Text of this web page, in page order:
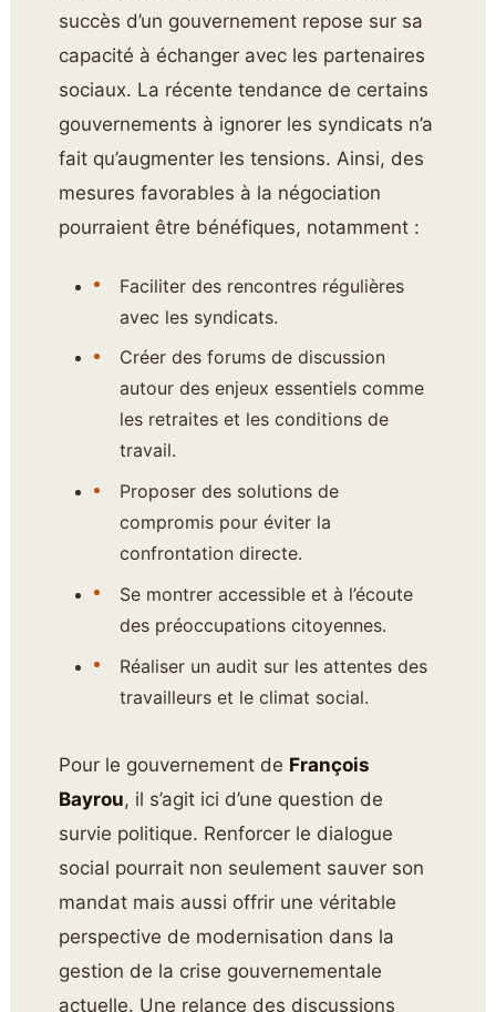
succès d’un gouvernement repose sur sa
capacité à échanger avec les partenaires
sociaux. La récente tendance de certains
gouvernements à ignorer les syndicats n’a
fait qu’augmenter les tensions. Ainsi, des
mesures favorables à la négociation
pourraient être bénéfiques, notamment :
Faciliter des rencontres régulières
avec les syndicats.
Créer des forums de discussion
autour des enjeux essentiels comme
les retraites et les conditions de
travail.
Proposer des solutions de
compromis pour éviter la
confrontation directe.
Se montrer accessible et à l’écoute
des préoccupations citoyennes.
Réaliser un audit sur les attentes des
travailleurs et le climat social.
Pour le gouvernement de François
Bayrou, il s’agit ici d’une question de
survie politique. Renforcer le dialogue
social pourrait non seulement sauver son
mandat mais aussi offrir une véritable
perspective de modernisation dans la
gestion de la crise gouvernementale
actuelle. Une relance des discussions